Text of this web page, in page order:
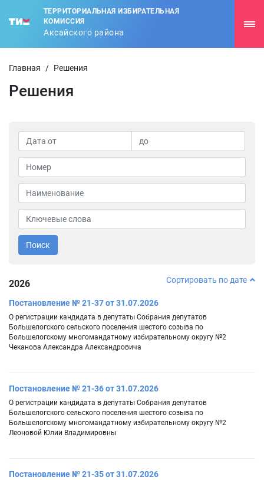
ТЕРРИТОРИАЛЬНАЯ ИЗБИРАТЕЛЬНАЯ
КОМИССИЯ
Аксайского района
Главная / Решения
Решения
Поиск
2026 Сортировать по дате
Постановление № 21-37 от 31.07.2026
О регистрации кандидата в депутаты Собрания депутатов
Большелогского сельского поселения шестого созыва по
Большелогскому многомандатному избирательному округу №2
Чеканова Александра Александровича
Постановление № 21-36 от 31.07.2026
О регистрации кандидата в депутаты Собрания депутатов
Большелогского сельского поселения шестого созыва по
Большелогскому многомандатному избирательному округу №2
Леоновой Юлии Владимировны
Постановление № 21-35 от 31.07.2026